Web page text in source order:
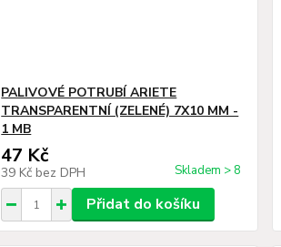
PALIVOVÉ POTRUBÍ ARIETE
TRANSPARENTNÍ (ZELENÉ) 7X10 MM -
1 MB
47 Kč
39 Kč bez DPH Skladem > 8
Přidat do košíku